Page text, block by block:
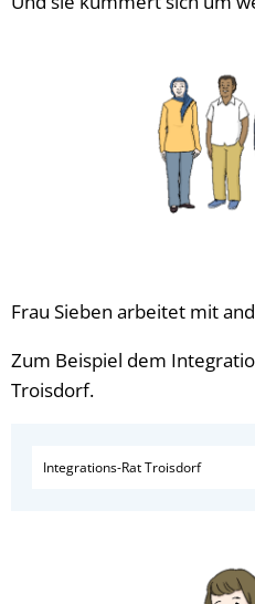
Frau Sieben arbeitet mit
Zum Beispiel dem
Troisdorf.
Integrations-Rat Troisdorf